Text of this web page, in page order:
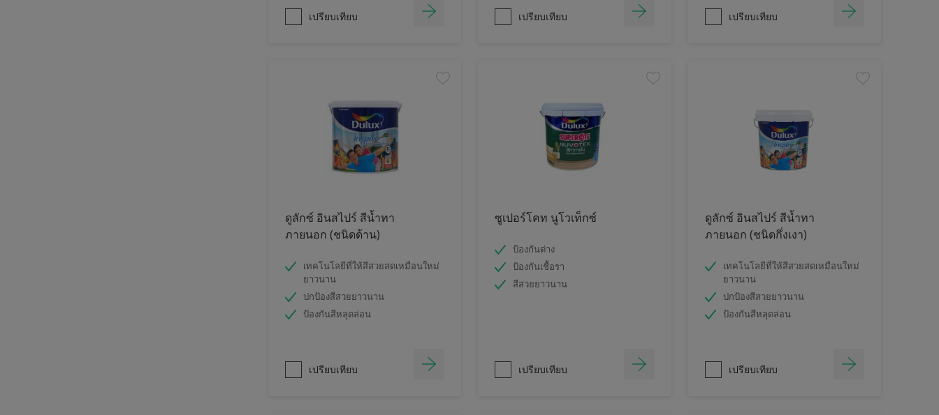
เปรียบเทียบ เปรียบเทียบ เปรียบเทียบ
ดูลักซ์ อินสไปร์ สีน้ำทา
ภายนอก (ชนิดด้าน)
เทคโนโลยีที่ให้สีสวยสดเหมือนใหม่
ยาวนาน
ปกป้องสีสวยยาวนาน
ป้องกันสีหลุดล่อน
เปรียบเทียบ
ซูเปอร์โคท นูโวเท็กซ์
ป้องกันด่าง
ป้องกันเชื้อรา
สีสวยยาวนาน
เปรียบเทียบ
ดูลักซ์ อินสไปร์ สีน้ำทา
ภายนอก (ชนิดกึ่งเงา)
เทคโนโลยีที่ให้สีสวยสดเหมือนใหม่
ยาวนาน
ปกป้องสีสวยยาวนาน
ป้องกันสีหลุดล่อน
เปรียบเทียบ